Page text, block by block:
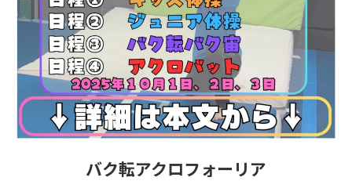
バク転アクロフォーリア